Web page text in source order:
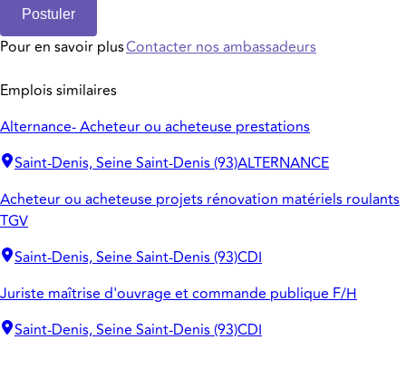
Postuler
Pour en savoir plusContacter nos ambassadeurs
Emplois similaires
Alternance- Acheteur ou acheteuse prestations
Saint-Denis, Seine Saint-Denis (93)ALTERNANCE
Acheteur ou acheteuse projets rénovation matériels roulants
TGV
Saint-Denis, Seine Saint-Denis (93)CDI
Juriste maîtrise d'ouvrage et commande publique F/H
Saint-Denis, Seine Saint-Denis (93)CDI